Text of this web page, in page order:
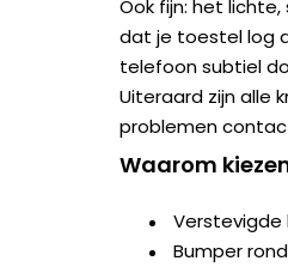
Ook fijn: het
dat je toestel log
telefoon subtiel
Uiteraard zijn alle
problemen
Waarom
Verstevigde
Bumper